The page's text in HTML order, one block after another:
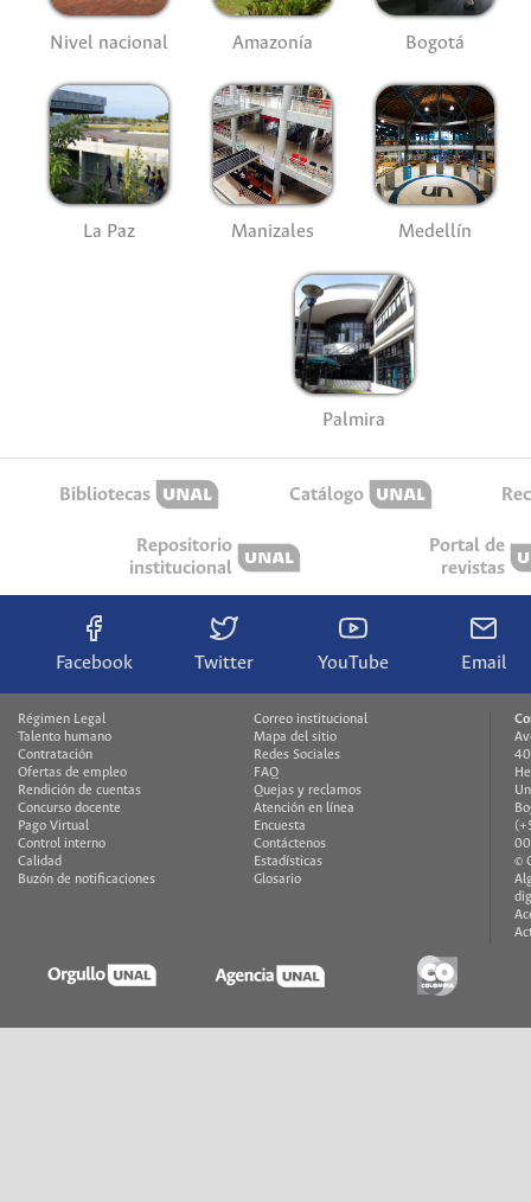
Nivel nacional Amazonía Bogotá
La Paz Manizales Medellín
Palmira
Bibliotecas Catálogo
Repositorio
institucional
Portal de
revistas
Facebook Twitter YouTube Email
Régimen Legal
Talento humano
Contratación
Ofertas de empleo
Rendición de cuentas
Concurso docente
Pago Virtual
Control interno
Calidad
Buzón de notificaciones
Correo institucional
Mapa del sitio
Redes Sociales
FAQ
Quejas y reclamos
Atención en línea
Encuesta
Contáctenos
Estadísticas
Glosario
©